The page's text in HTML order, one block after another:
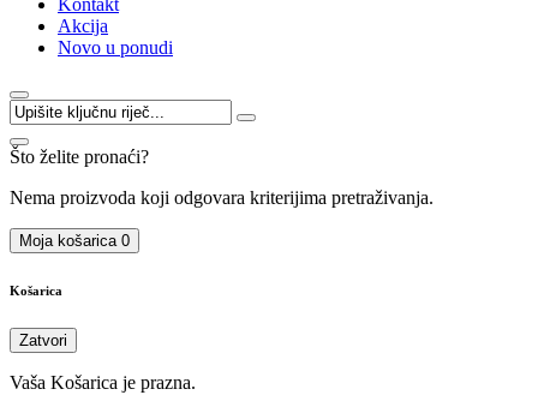
Kontakt
Akcija
Novo u ponudi
Što želite pronaći?
Nema proizvoda koji odgovara kriterijima pretraživanja.
Moja košarica 0
Košarica
Zatvori
Vaša Košarica je prazna.